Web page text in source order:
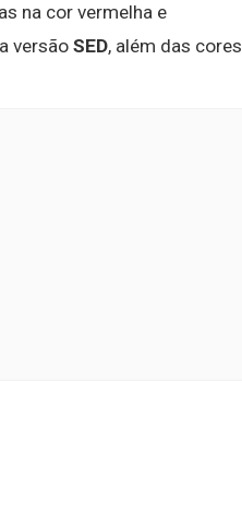
na cor vermelha e
versão SED, além das cores